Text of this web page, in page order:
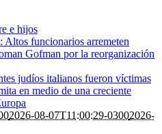
e hijos
Altos funcionarios arremeten
Gofman por la reorganización
judíos italianos fueron víctimas
en medio de una creciente
2026-08-07T11:00:29-03002026-